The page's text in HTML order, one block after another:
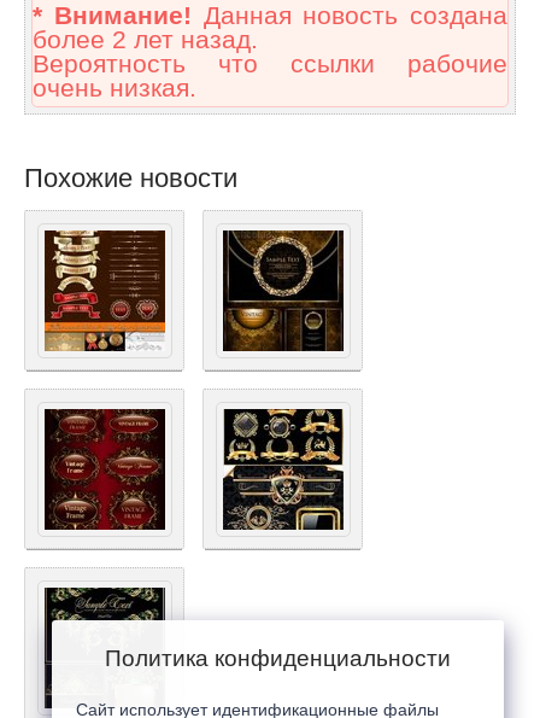
* Внимание! Данная новость создана
более 2 лет назад.
Вероятность что ссылки рабочие
очень низкая.
Похожие новости
Политика конфиденциальности
Сайт использует идентификационные файлы